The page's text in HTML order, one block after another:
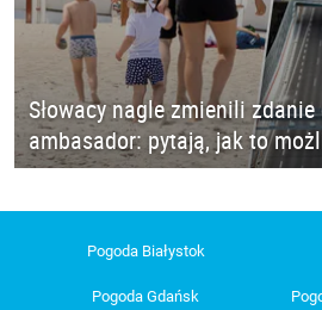
Słowacy nagle zmienili zdanie
ambasador: pytają, jak to
Pogoda Białystok
Pogoda Gdańsk